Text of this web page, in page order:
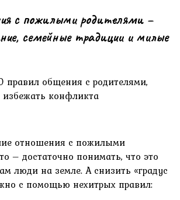
с пожилыми родителями –
семейные традиции и милые
отношения с пожилыми
– достаточно понимать, что это
люди на земле. А снизить «градус
с помощью нехитрых правил: